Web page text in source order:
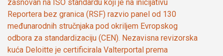
zasnovan na ISO standardu koji je na inicijativu
Reportera bez granica (RSF) razvio panel od 130
međunarodnih stručnjaka pod okriljem Evropskog
odbora za standardizaciju (CEN). Nezavisna revizorska
kuća Deloitte je certificirala Valterportal prema